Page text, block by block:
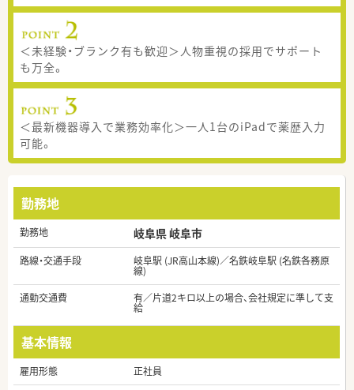
＜未経験・ブランク有も歓迎＞人物重視の採用でサポート
も万全。
＜最新機器導入で業務効率化＞一人1台のiPadで薬歴入力
可能。
勤務地
勤務地 岐阜県 岐阜市
路線・交通手段 岐阜駅 (JR高山本線)／名鉄岐阜駅 (名鉄各務原
線)
通勤交通費
有／片道2キロ以上の場合、会社規定に準して支
給
基本情報
雇用形態
正社員